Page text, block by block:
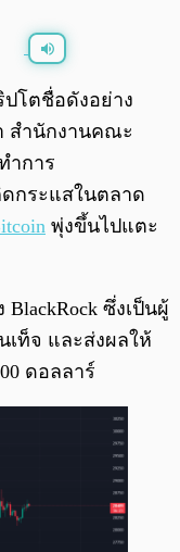
0:00 0:00
โตชื่อดังอย่าง
สำนักงานคณะ
ำการ
ดกระแสในตลาด
พุ่งขึ้นไปแตะ
ซึ่งเป็นผู้
เท็จ และส่งผลให้
ดอลลาร์